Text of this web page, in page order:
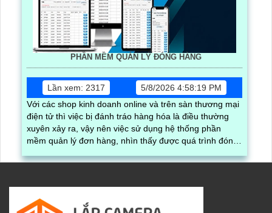
PHẦN MỀM QUẢN LÝ ĐÓNG HÀNG
Lần xem: 2317
5/8/2026 4:58:19 PM
Với các shop kinh doanh online và trên sàn thương mại
điện tử thì việc bị đánh tráo hàng hóa là điều thường
xuyên xảy ra, vậy nên việc sử dụng hệ thống phần
mềm quản lý đơn hàng, nhìn thấy được quá trình đóng
được ghi lại một cách dễ dàng